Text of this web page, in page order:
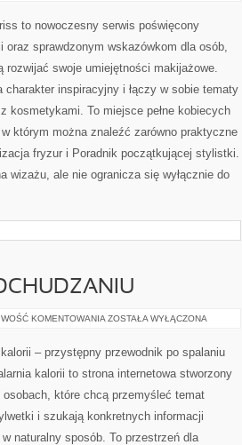
to nowoczesny serwis poświęcony
oraz sprawdzonym wskazówkom dla osób,
rozwijać swoje umiejętności makijażowe.
charakter inspiracyjny i łączy w sobie tematy
kosmetykami. To miejsce pełne kobiecych
którym można znaleźć zarówno praktyczne
fryzur i Poradnik początkującej stylistki.
wizażu, ale nie ogranicza się wyłącznie do
KOMENTOWANIA NOWINKI
ODCHUDZANIU
ZOSTAŁA WYŁĄCZONA
– przystępny przewodnik po spalaniu
kalorii to strona internetowa stworzony
które chcą przemyśleć temat
i szukają konkretnych informacji
naturalny sposób. To przestrzeń dla